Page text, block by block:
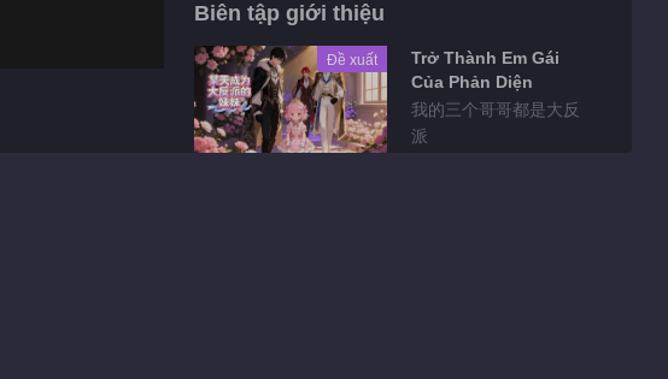
Biên tập giới thiệu
Đề xuất
Trở Thành Em Gái
Của Phản Diện
我的三个哥哥都是大反
派